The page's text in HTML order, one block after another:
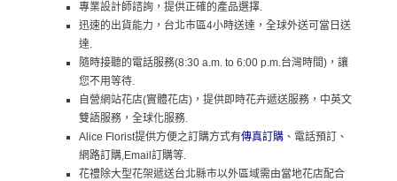
專業設計師諮詢，提供正確的產品選擇.
迅速的出貨能力，台北市區4小時送達，全球外送可當日送
達.
隨時接聽的電話服務(8:30 a.m. to 6:00 p.m.台灣時間)，讓
您不用等待.
自營網站花店(實體花店)，提供即時花卉遞送服務，中英文
雙語服務，全球化服務.
Alice Florist提供方便之訂購方式有傳真訂購 、電話預訂、
網路訂購,Email訂購等.
花禮除大型花架遞送台北縣市以外區域需由當地花店配合